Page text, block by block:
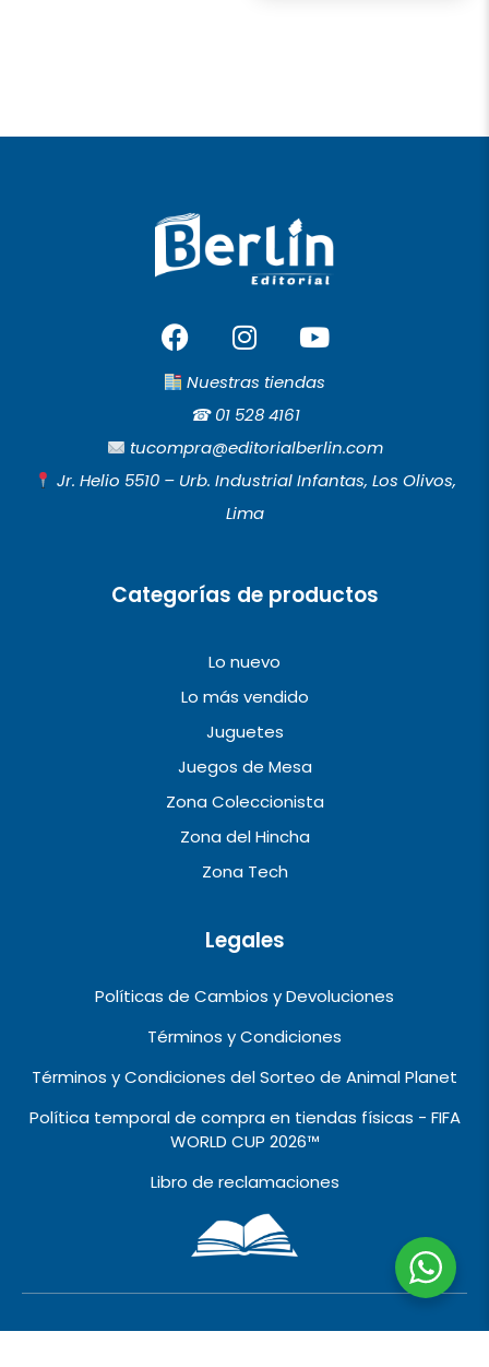
F
a
c
b
o
o
I
n
s
t
a
g
r
a
Y
o
u
u
b
e
Nuestras tiendas
☎︎01 528 4161
tucompra@editorialberlin.com
Jr. Helio 5510 – Urb. Industrial Infantas, Los Olivos,
Lima
Categorías de productos
Lo nuevo
Lo más vendido
Juguetes
Juegos de Mesa
Zona Coleccionista
Zona del Hincha
Zona Tech
Legales
Políticas de Cambios y Devoluciones
Términos y Condiciones
Términos y Condiciones del Sorteo de Animal Planet
Política temporal de compra en tiendas físicas - FIFA
WORLD CUP 2026™️
Libro de reclamaciones